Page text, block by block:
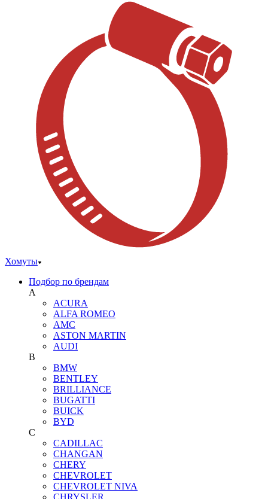
Хомуты
Подбор по брендам
A
ACURA
ALFA ROMEO
AMC
ASTON MARTIN
AUDI
B
BMW
BENTLEY
BRILLIANCE
BUGATTI
BUICK
BYD
C
CADILLAC
CHANGAN
CHERY
CHEVROLET
CHEVROLET NIVA
CHRYSLER